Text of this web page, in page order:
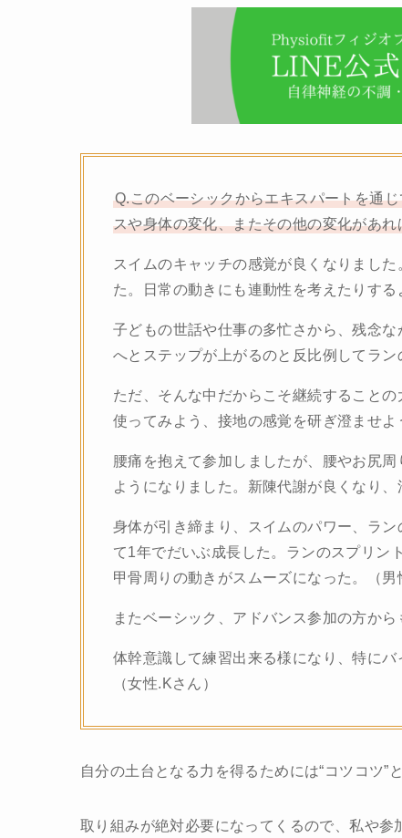
Q.このベーシックからエキスパートを通
スや身体の変化、またその他の変化があ
スイムのキャッチの感覚が良くなりまし
た。日常の動きにも連動性を考えたりする
子どもの世話や仕事の多忙さから、残念
へとステップが上がるのと反比例してラ
ただ、そんな中だからこそ継続すること
使ってみよう、接地の感覚を研ぎ澄ませ
腰痛を抱えて参加しましたが、腰やお尻
ようになりました。新陳代謝が良くなり
身体が引き締まり、スイムのパワー、ラ
て1年でだいぶ成長した。ランのスプリン
甲骨周りの動きがスムーズになった。（男
またベーシック、アドバンス参加の方から
体幹意識して練習出来る様になり、特に
（女性.Kさん）
自分の土台となる力を得るためには“コツコツ”
取り組みが絶対必要になってくるので、私や参